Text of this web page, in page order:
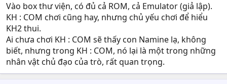
Vào box thư viện, có đủ cả ROM, cả Emulator (giả lập).
KH : COM chơi cũng hay, nhưng chủ yếu chơi để hiểu
KH2 thui.
Ai chưa chơi KH : COM sẽ thấy con Namine lạ, không
biết, nhưng trong KH : COM, nó lại là một trong những
nhân vật chủ đạo của trò, rất quan trọng.